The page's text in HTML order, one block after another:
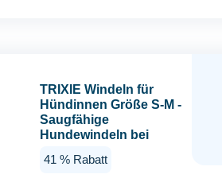
TRIXIE Windeln für
Hündinnen Größe S-M -
Saugfähige
Hundewindeln bei
Läufigkeit - 12 St. mit
41 % Rabatt